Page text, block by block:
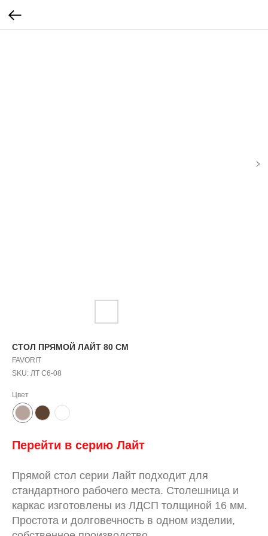
СТОЛ ПРЯМОЙ ЛАЙТ 80 СМ
FAVORIT
SKU: ЛТ С6-08
Цвет
Перейти в серию Лайт
Прямой стол серии Лайт подходит для
стандартного рабочего места. Столешница и
каркас изготовлены из ЛДСП толщиной 16 мм.
Простота и долговечность в одном изделии,